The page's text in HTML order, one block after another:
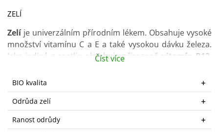
ZELÍ
Zelíje univerzálním přírodním lékem. Obsahuje vysoké
množství vitamínu C a E a také vysokou dávku železa.
Jako jediná z rostlin obsahuje přirozeně
vitamín B12
proto je důležitá zejména pro vegetariány.
Zelí je košťálová zelenina
odolná proti mrazu
Jejípěstování není náročné, ale existují odlišnosti a
specifika, která je třeba dodržet.
Číst více
BIO kvalita
Odrůda zelí
Ranost odrůdy